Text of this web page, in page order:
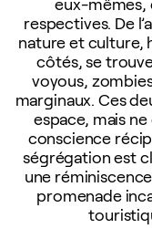
respectives. De
nature et culture,
côtés, se
voyous,
marginaux. Ces
espace, mais
conscience
ségrégation est
une
promenade